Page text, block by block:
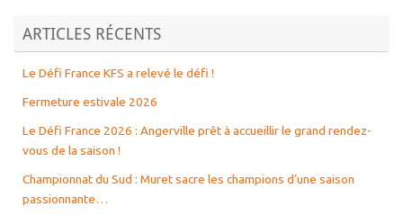
ARTICLES RÉCENTS
Le Défi France KFS a relevé le défi !
Fermeture estivale 2026
Le Défi France 2026 : Angerville prêt à accueillir le grand rendez-
vous de la saison !
Championnat du Sud : Muret sacre les champions d’une saison
passionnante…